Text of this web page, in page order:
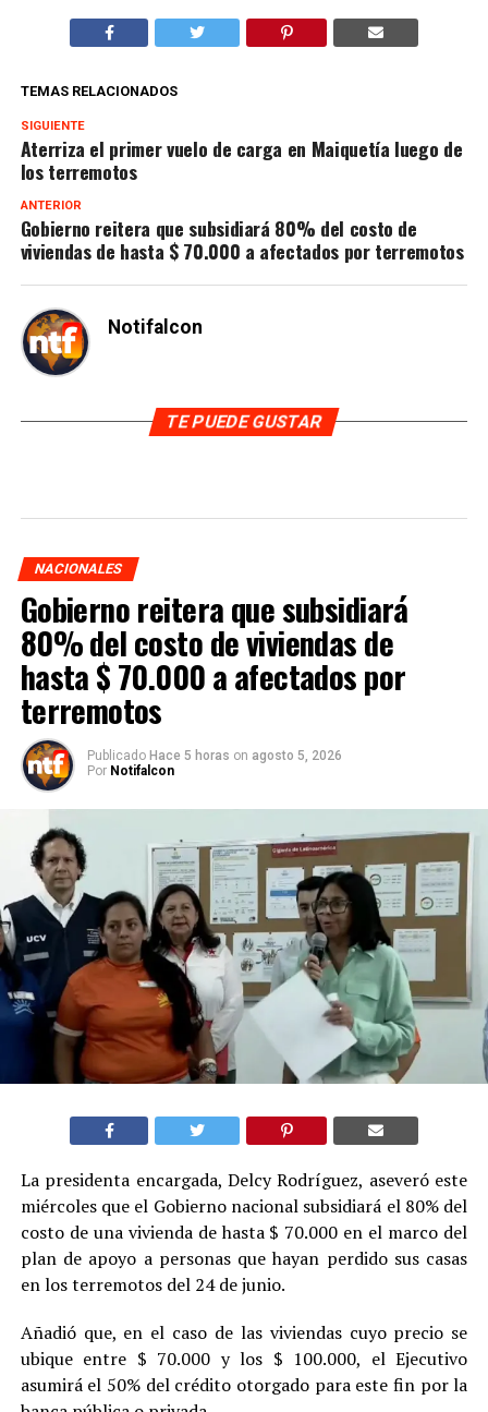
TEMAS RELACIONADOS
SIGUIENTE
Aterriza el primer vuelo de carga en Maiquetía luego de
los terremotos
ANTERIOR
Gobierno reitera que subsidiará 80% del costo de
viviendas de hasta $ 70.000 a afectados por terremotos
Notifalcon
TE PUEDE GUSTAR
NACIONALES
Gobierno reitera que subsidiará
80% del costo de viviendas de
hasta $ 70.000 a afectados por
terremotos
Publicado Hace 5 horas on agosto 5, 2026
Por Notifalcon
La presidenta encargada, Delcy Rodríguez, aseveró este
miércoles que el Gobierno nacional subsidiará el 80% del
costo de una vivienda de hasta $ 70.000 en el marco del
plan de apoyo a personas que hayan perdido sus casas
en los terremotos del 24 de junio.
Añadió que, en el caso de las viviendas cuyo precio se
ubique entre $ 70.000 y los $ 100.000, el Ejecutivo
asumirá el 50% del crédito otorgado para este fin por la